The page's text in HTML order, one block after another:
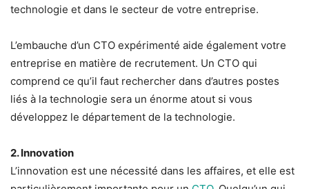
technologie et dans le secteur de votre entreprise.
L’embauche d’un CTO expérimenté aide également votre
entreprise en matière de recrutement. Un CTO qui
comprend ce qu’il faut rechercher dans d’autres postes
liés à la technologie sera un énorme atout si vous
développez le département de la technologie.
2. Innovation
L’innovation est une nécessité dans les affaires, et elle est